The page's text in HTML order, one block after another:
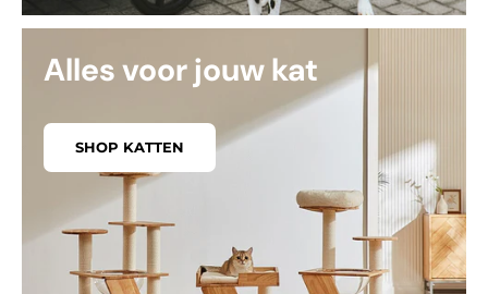
Alles voor jouw kat
SHOP KATTEN